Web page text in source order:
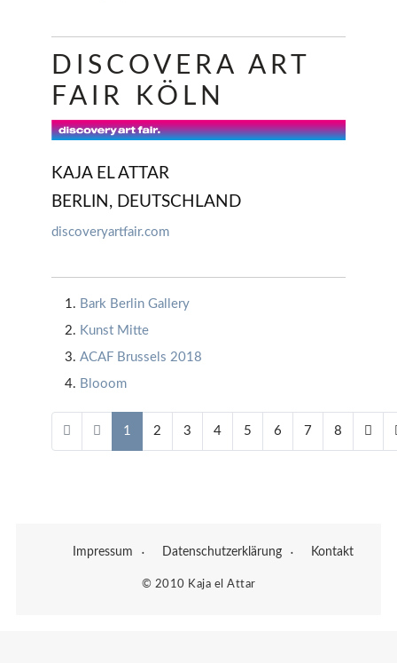
DISCOVERA ART
FAIR KÖLN
KAJA EL ATTAR
BERLIN, DEUTSCHLAND
discoveryartfair.com
Bark Berlin Gallery
Kunst Mitte
ACAF Brussels 2018
Blooom
Page 1 of 8
1 2 3 4 5 6 7 8
Impressum Datenschutzerklärung Kontakt
© 2010 Kaja el Attar